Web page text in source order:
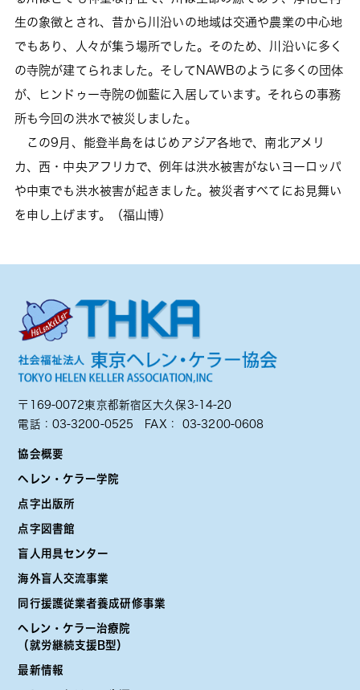
生の象徴とされ、昔から川沿いの地域は交通や農業の中心地
でもあり、人々が集う場所でした。そのため、川沿いに多く
の寺院が建てられました。そしてNAWBのように多くの団体
が、ヒンドゥー寺院の伽藍に入居しています。それらの事務
所も今回の洪水で被災しました。
この9月、能登半島をはじめアジア各地で、南北アメリ
カ、西・中央アフリカで、例年は洪水被害がないヨーロッパ
や中東でも洪水被害が起きました。被災者すべてにお見舞い
を申し上げます。（福山博）
〒169-0072東京都新宿区大久保3-14-20
電話： 03-3200-0525 FAX： 03-3200-0608
協会概要
ヘレン・ケラー学院
点字出版所
点字図書館
盲人用具センター
海外盲人交流事業
同行援護従業者養成研修事業
ヘレン・ケラー治療院
（就労継続支援B型）
最新情報